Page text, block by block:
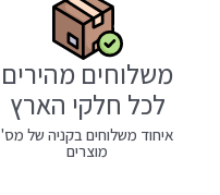
משלוחים מהירים
לכל חלקי הארץ
איחוד משלוחים בקניה של מס'
מוצרים